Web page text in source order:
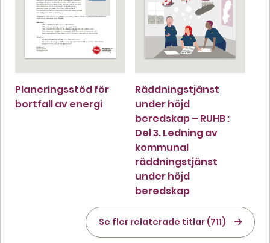
Planeringsstöd för
bortfall av energi
Räddningstjänst
under höjd
beredskap – RUHB :
Del 3. Ledning av
kommunal
räddningstjänst
under höjd
beredskap
Se fler relaterade titlar (711)